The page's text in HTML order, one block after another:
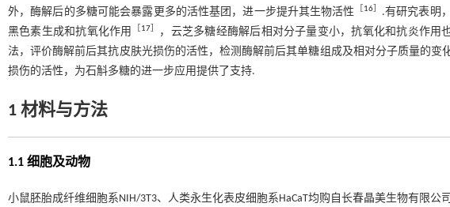
外，酶解后的多糖可能会暴露更多的活性基团，进一步提升其生物活性
16］ .有研究表明
黑色素生成和抗氧化作用
17］ ，云芝多糖经酶解后相对分子量变小，抗氧化和抗炎作用
法，评价酶解前后其抗皮肤光损伤的活性，检测酶解前后其单糖组成及相对分子质量的
损伤的活性，为石斛多糖的进一步应用提供了支持.
1 材料与方法
1.1 细胞及动物
小鼠胚胎成纤维细胞系NIH/3T3、人类永生化表皮细胞系HaCaT均购自长春晶美生物有限公